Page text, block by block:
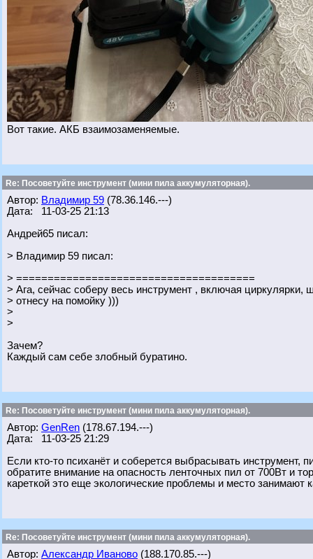
Вот такие. АКБ взаимозаменяемые.
Re: Посоветуйте инструмент (мини пила аккумуляторная).
Автор: Владимир 59 (78.36.146.---)
Дата: 11-03-25 21:13
Андрей65 писал:
> Владимир 59 писал:
> ======================================
> Ага, сейчас соберу весь инструмент , включая циркулярки,
> отнесу на помойку )))
>
>
Зачем?
Каждый сам себе злобный буратино.
Re: Посоветуйте инструмент (мини пила аккумуляторная).
Автор: GenRen (178.67.194.---)
Дата: 11-03-25 21:29
Если кто-то психанёт и соберется выбрасывать
обратите внимание на опасность ленточных пил от 700Вт и
кареткой это еще экологические проблемы и место занимают
Re: Посоветуйте инструмент (мини пила аккумуляторная).
Автор: Александр Иваново (188.170.85.---)